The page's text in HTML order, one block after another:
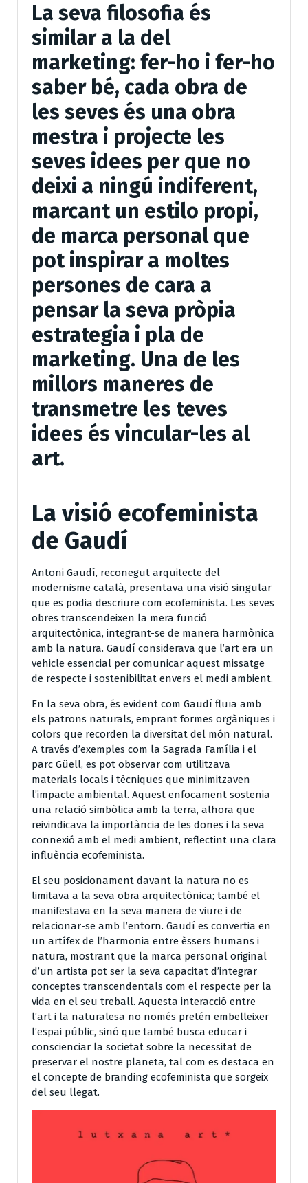
La seva filosofia és
similar a la del
marketing: fer-ho i fer-ho
saber bé, cada obra de
les seves és una obra
mestra i projecte les
seves idees per que no
deixi a ningú indiferent,
marcant un estilo propi,
de marca personal que
pot inspirar a moltes
persones de cara a
pensar la seva pròpia
estrategia i pla de
marketing. Una de les
millors maneres de
transmetre les teves
idees és vincular-les al
art.
La visió ecofeminista
de Gaudí
Antoni Gaudí, reconegut arquitecte del
modernisme català, presentava una visió singular
que es podia descriure com ecofeminista. Les seves
obres transcendeixen la mera funció
arquitectònica, integrant-se de manera harmònica
amb la natura. Gaudí considerava que l’art era un
vehicle essencial per comunicar aquest missatge
de respecte i sostenibilitat envers el medi ambient.
En la seva obra, és evident com Gaudí fluïa amb
els patrons naturals, emprant formes orgàniques i
colors que recorden la diversitat del món natural.
A través d’exemples com la Sagrada Família i el
parc Güell, es pot observar com utilitzava
materials locals i tècniques que minimitzaven
l’impacte ambiental. Aquest enfocament sostenia
una relació simbòlica amb la terra, alhora que
reivindicava la importància de les dones i la seva
connexió amb el medi ambient, reflectint una clara
influència ecofeminista.
El seu posicionament davant la natura no es
limitava a la seva obra arquitectònica; també el
manifestava en la seva manera de viure i de
relacionar-se amb l’entorn. Gaudí es convertia en
un artífex de l’harmonia entre èssers humans i
natura, mostrant que la marca personal original
d’un artista pot ser la seva capacitat d’integrar
conceptes transcendentals com el respecte per la
vida en el seu treball. Aquesta interacció entre
l’art i la naturalesa no només pretén embelleixer
l’espai públic, sinó que també busca educar i
conscienciar la societat sobre la necessitat de
preservar el nostre planeta, tal com es destaca en
el concepte de branding ecofeminista que sorgeix
del seu llegat.